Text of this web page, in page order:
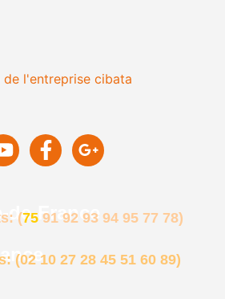
de-France
(75 91 9293 94 95 77 78)
(02 10 27 28 45 51 60 89)